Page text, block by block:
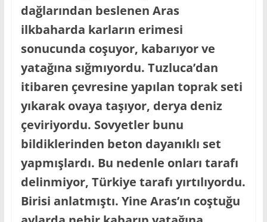
dağlarından beslenen Aras
ilkbaharda karların erimesi
sonucunda coşuyor, kabarıyor ve
yatağına sığmıyordu. Tuzluca’dan
itibaren çevresine yapılan toprak seti
yıkarak ovaya taşıyor, derya deniz
çeviriyordu. Sovyetler bunu
bildiklerinden beton dayanıklı set
yapmışlardı. Bu nedenle onları tarafı
delinmiyor, Türkiye tarafı yırtılıyordu.
Birisi anlatmıştı. Yine Aras’ın coştuğu